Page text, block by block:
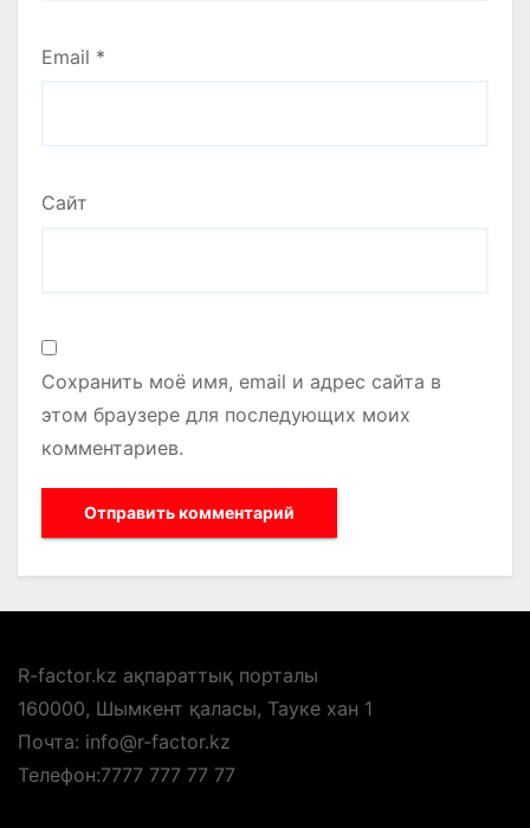
Email *
Сайт
Сохранить моё имя, email и адрес сайта в
этом браузере для последующих моих
комментариев.
R-factor.kz ақпараттық порталы
160000, Шымкент қаласы, Тауке хан 1
Почта: info@r-factor.kz
Телефон:7777 777 77 77